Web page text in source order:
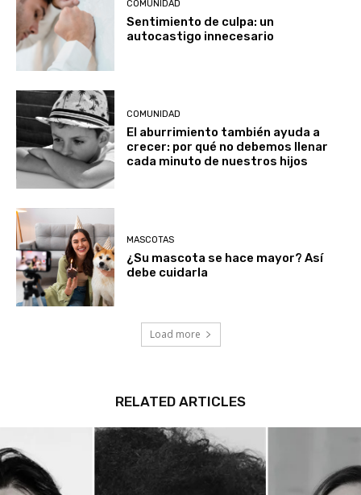
autocastigo innecesario
El aburrimiento también ayuda a
crecer: por qué no debemos llenar
cada minuto de nuestros hijos
debe cuidarla
Load more
RELATED ARTICLES